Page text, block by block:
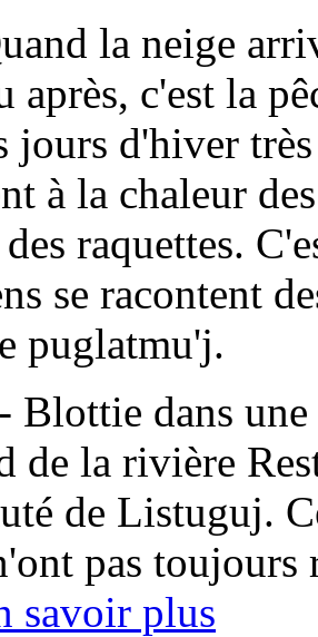
la neige
après, c'est la
jours d'hiver
à la chaleur
raquettes.
se racontent
puglatmu'j.
- Blottie dans une
de la rivière
de Listuguj.
pas toujours
savoir plus